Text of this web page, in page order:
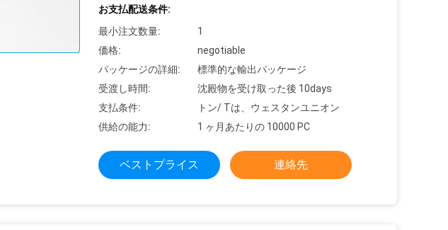
お支払配送条件:
最小注文数量:
1
価格:
negotiable
パッケージの詳細:
標準的な輸出パッケージ
受渡し時間:
沈殿物を受け取った後 10days
支払条件:
トン/ Tは、ウェスタンユニオン
供給の能力:
1 ヶ月あたりの 10000 PC
ベストプライス 連絡先